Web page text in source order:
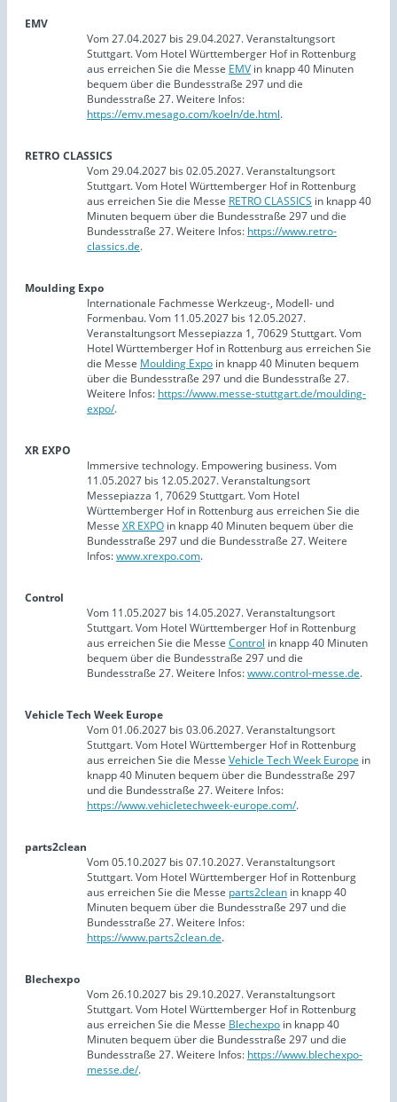
EMV
Vom 27.04.2027 bis 29.04.2027. Veranstaltungsort
Stuttgart. Vom Hotel Württemberger Hof in Rottenburg
aus erreichen Sie die Messe EMV in knapp 40 Minuten
bequem über die Bundesstraße 297 und die
Bundesstraße 27. Weitere Infos:
https://emv.mesago.com/koeln/de.html.
RETRO CLASSICS
Vom 29.04.2027 bis 02.05.2027. Veranstaltungsort
Stuttgart. Vom Hotel Württemberger Hof in Rottenburg
aus erreichen Sie die Messe RETRO CLASSICS in knapp 40
Minuten bequem über die Bundesstraße 297 und die
Bundesstraße 27. Weitere Infos: https://www.retro-
classics.de.
Moulding Expo
Internationale Fachmesse Werkzeug-, Modell- und
Formenbau. Vom 11.05.2027 bis 12.05.2027.
Veranstaltungsort Messepiazza 1, 70629 Stuttgart. Vom
Hotel Württemberger Hof in Rottenburg aus erreichen Sie
die Messe Moulding Expo in knapp 40 Minuten bequem
über die Bundesstraße 297 und die Bundesstraße 27.
Weitere Infos: https://www.messe-stuttgart.de/moulding-
expo/.
XR EXPO
Immersive technology. Empowering business. Vom
11.05.2027 bis 12.05.2027. Veranstaltungsort
Messepiazza 1, 70629 Stuttgart. Vom Hotel
Württemberger Hof in Rottenburg aus erreichen Sie die
Messe XR EXPO in knapp 40 Minuten bequem über die
Bundesstraße 297 und die Bundesstraße 27. Weitere
Infos:www.xrexpo.com.
Control
Vom 11.05.2027 bis 14.05.2027. Veranstaltungsort
Stuttgart. Vom Hotel Württemberger Hof in Rottenburg
aus erreichen Sie die Messe Control in knapp 40 Minuten
bequem über die Bundesstraße 297 und die
Bundesstraße 27. Weitere Infos:www.control-messe.de.
Vehicle Tech Week Europe
Vom 01.06.2027 bis 03.06.2027. Veranstaltungsort
Stuttgart. Vom Hotel Württemberger Hof in Rottenburg
aus erreichen Sie die Messe Vehicle Tech Week Europe in
knapp 40 Minuten bequem über die Bundesstraße 297
und die Bundesstraße 27. Weitere Infos:
https://www.vehicletechweek-europe.com/.
parts2clean
Vom 05.10.2027 bis 07.10.2027. Veranstaltungsort
Stuttgart. Vom Hotel Württemberger Hof in Rottenburg
aus erreichen Sie die Messe parts2clean in knapp 40
Minuten bequem über die Bundesstraße 297 und die
Bundesstraße 27. Weitere Infos:
https://www.parts2clean.de.
Blechexpo
Vom 26.10.2027 bis 29.10.2027. Veranstaltungsort
Stuttgart. Vom Hotel Württemberger Hof in Rottenburg
aus erreichen Sie die Messe Blechexpo in knapp 40
Minuten bequem über die Bundesstraße 297 und die
Bundesstraße 27. Weitere Infos: https://www.blechexpo-
messe.de/.